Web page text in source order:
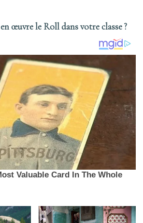
œuvre le Roll dans votre classe ?